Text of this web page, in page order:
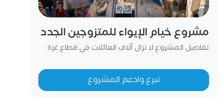
مشروع خيام الإيواء للمتزوجين الجدد
تفاصيل المشروع لا تزال آلاف العائلات في قطاع غزة
واسع وفقدان للمنازل، في ظل ارتفاع تكاليف
المعيشة وضعف الإمكانيات المتاحة. ويواجه كثير من
المتزوجين الجدد تحديات كبيرة في بداية حياتهم
تبرع وادعم المشروع